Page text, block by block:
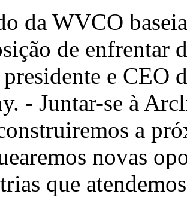
da WVCO
de enfrentar
e CEO
- Juntar-se à
a
novas
que